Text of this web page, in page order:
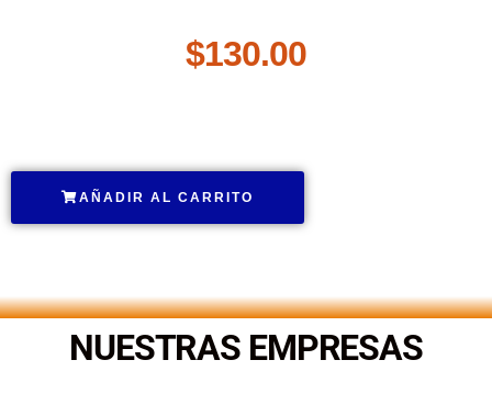
$130.00
AÑADIR AL CARRITO
NUESTRAS EMPRESAS